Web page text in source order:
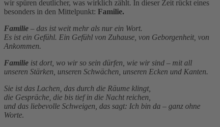
wir spüren deutlicher, was wirklich zählt. In dieser Zeit rückt eines
besonders in den Mittelpunkt: Familie.
Familie – das ist weit mehr als nur ein Wort.
Es ist ein Gefühl. Ein Gefühl von Zuhause, von Geborgenheit, von
Ankommen.
Familie ist dort, wo wir so sein dürfen, wie wir sind – mit all
unseren Stärken, unseren Schwächen, unseren Ecken und Kanten.
Sie ist das Lachen, das durch die Räume klingt,
die Gespräche, die bis tief in die Nacht reichen,
und das liebevolle Schweigen, das sagt: Ich bin da – ganz ohne
Worte.